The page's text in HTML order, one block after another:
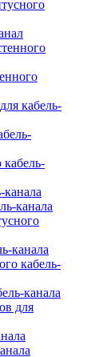
кабель-
канала
канала
канала
кабель-
канала
для